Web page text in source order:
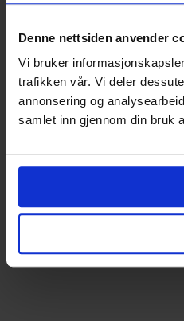
Denne nettsiden anvender
Vi bruker
trafikken vår. Vi deler
annonsering og
samlet inn gjennom din bruk